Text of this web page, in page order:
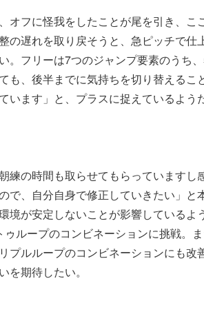
オフに怪我をしたことが尾を引き、こ
の遅れを取り戻そうと、急ピッチで仕
。フリーは7つのジャンプ要素のうち
も、後半までに気持ちを切り替えるこ
ます」と、プラスに捉えているようだ
練の時間も取らせてもらっていますし
で、自分自身で修正していきたい」と
境が安定しないことが影響しているよ
ループのコンビネーションに挑戦。ま
プルループのコンビネーションにも改
期待したい。